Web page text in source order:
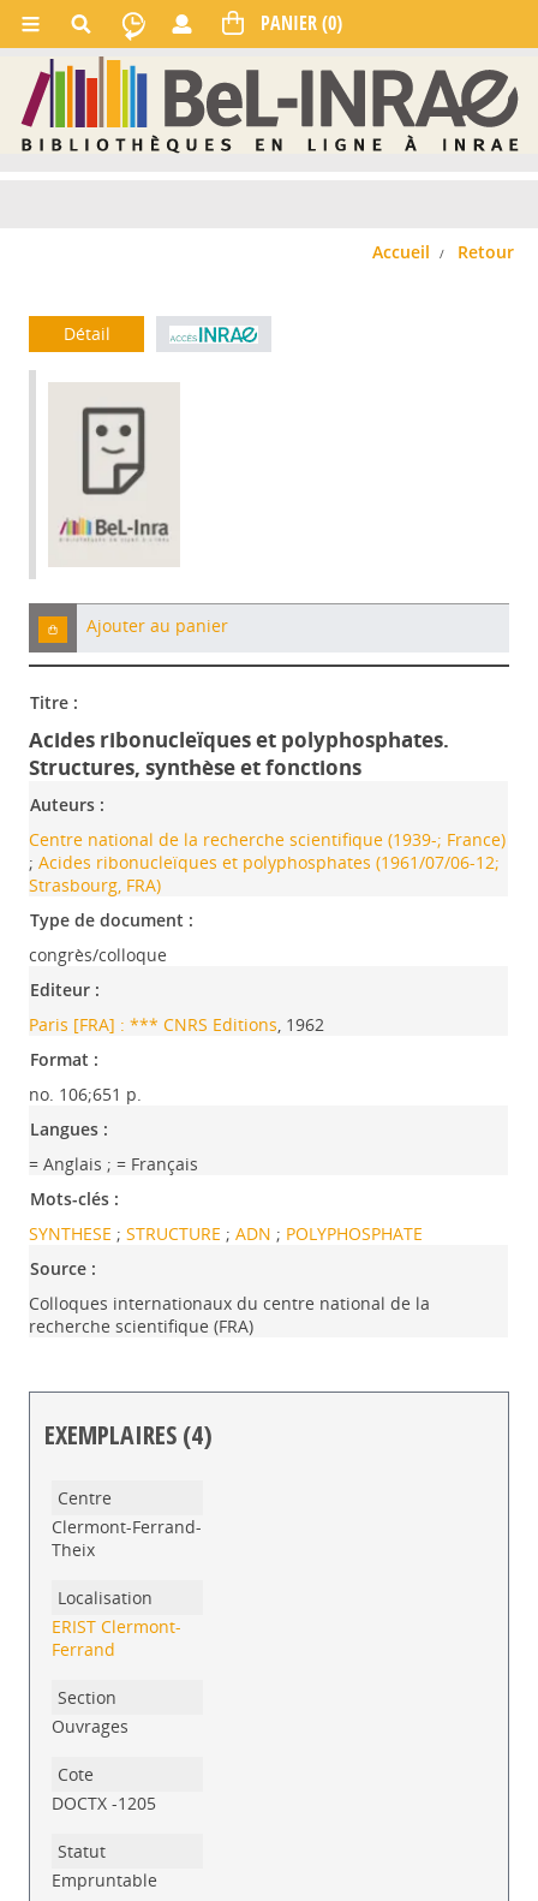
Accueil Retour
Détail
Ajouter au panier
Titre :
Acides ribonucleïques et polyphosphates.
Structures, synthèse et fonctions
Auteurs :
Centre national de la recherche scientifique (1939-; France)
;Acides ribonucleïques et polyphosphates (1961/07/06-12;
Strasbourg, FRA)
Type de document :
congrès/colloque
Editeur :
Paris [FRA] : *** CNRS Editions, 1962
Format :
no. 106;651 p.
Langues :
= Anglais ;= Français
Mots-clés :
SYNTHESE ;STRUCTURE ;ADN ; POLYPHOSPHATE
Source :
Colloques internationaux du centre national de la
recherche scientifique (FRA)
EXEMPLAIRES (4)
Clermont-Ferrand-
Theix
ERIST Clermont-
Ferrand
Ouvrages
DOCTX -1205
Empruntable